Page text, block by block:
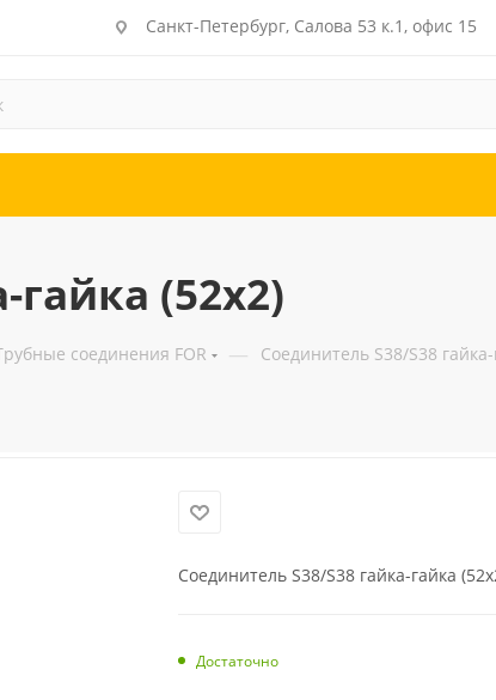
Санкт-Петербург, Салова 53 к.1, офис 15
гайка (52x2)
соединения FOR — Соединитель S38/S38
Соединитель S38/S38 гайка-гайка
Достаточно